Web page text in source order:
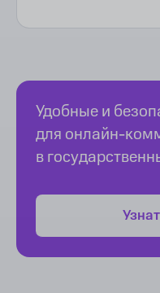
Удобные и
для онлайн-
в